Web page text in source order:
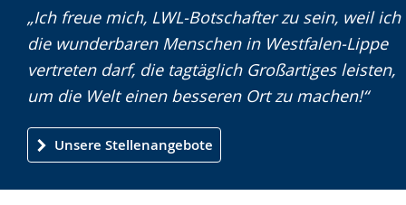
wechseln.
Deutscher
Gebärdensprache
wird
angezeigt.
„Ich freue mich, LWL-Botschafter zu sein, weil ich
die wunderbaren Menschen in Westfalen-Lippe
vertreten darf, die tagtäglich Großartiges leisten,
um die Welt einen besseren Ort zu machen!“
Unsere Stellenangebote